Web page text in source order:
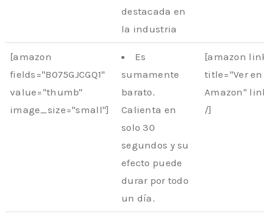
destacada en
la industria
[amazon
fields="B075GJCGQ1"
value="thumb"
image_size="small"]
Es
sumamente
barato.
Calienta en
solo 30
segundos y su
efecto puede
durar por todo
un día.
[amazon
title="Ver en
Amazon"
/]